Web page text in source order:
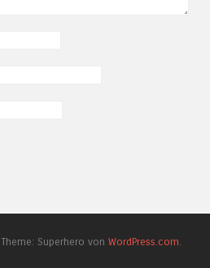
Theme: Superhero von WordPress.com